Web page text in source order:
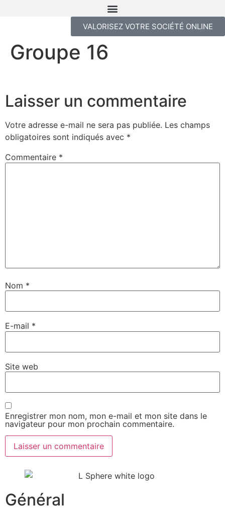
VALORISEZ VOTRE SOCIÉTÉ ONLINE
Groupe 16
Laisser un commentaire
Votre adresse e-mail ne sera pas publiée. Les champs
obligatoires sont indiqués avec *
Commentaire *
Nom *
E-mail *
Site web
Enregistrer mon nom, mon e-mail et mon site dans le
navigateur pour mon prochain commentaire.
Général